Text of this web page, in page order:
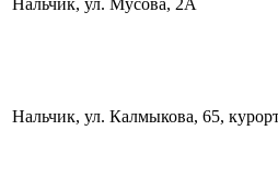
Нальчик, ул. Калмыкова, 65,